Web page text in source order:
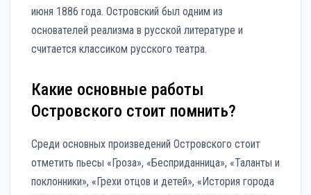
июня 1886 года. Островский был одним из
основателей реализма в русской литературе и
считается классиком русского театра.
Какие основные работы
Островского стоит помнить?
Среди основных произведений Островского стоит
отметить пьесы «Гроза», «Бесприданница», «Таланты и
поклонники», «Грехи отцов и детей», «История города